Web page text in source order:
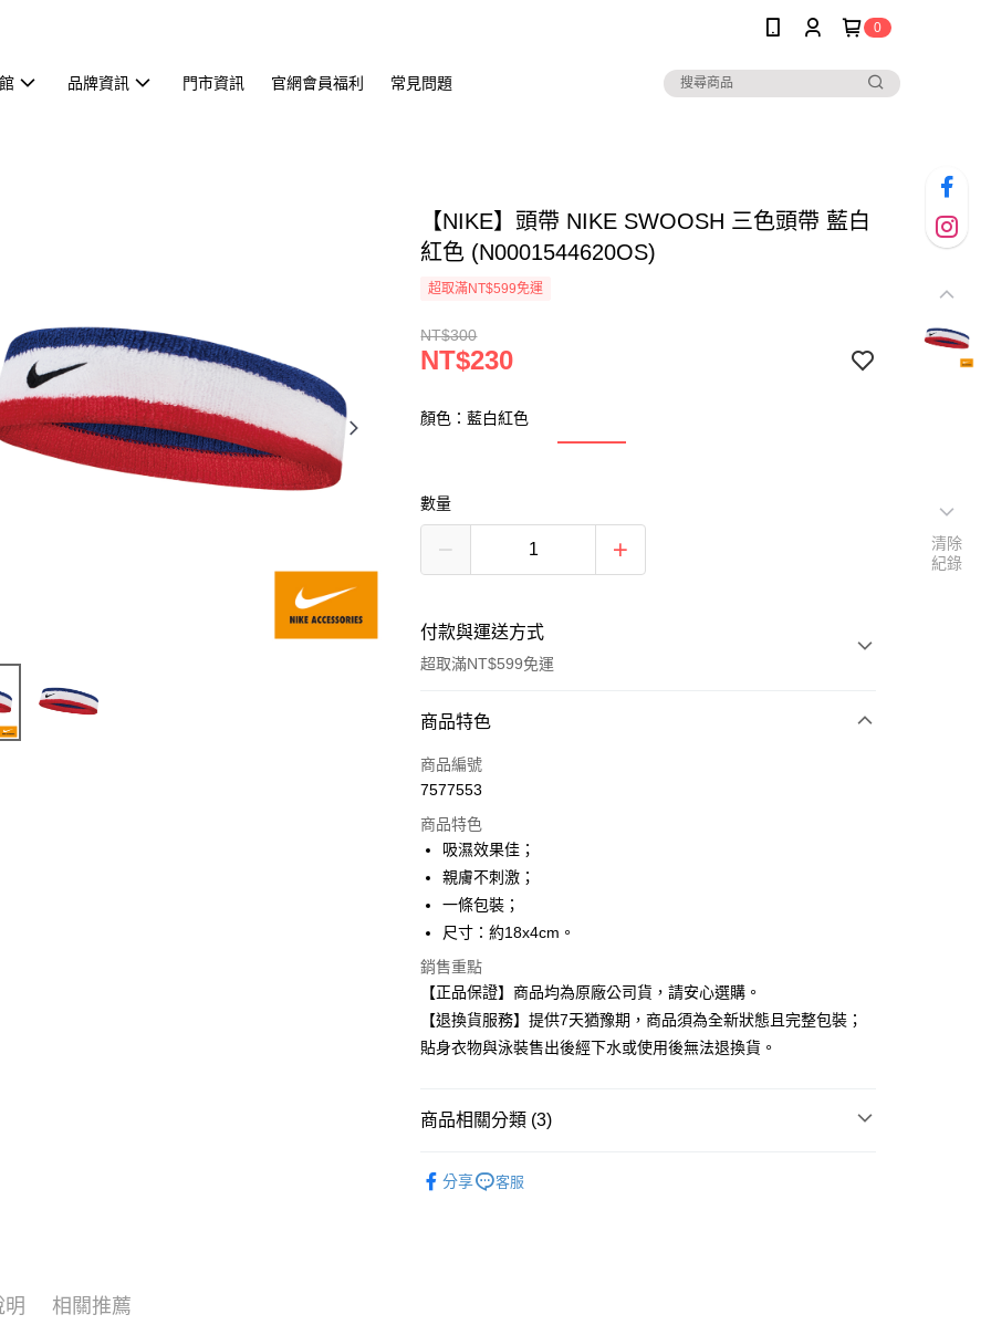
0
品牌資訊 門市資訊 官網會員福利 常見問題
【NIKE】頭帶 NIKE SWOOSH 三色頭帶 藍白
紅色 (N0001544620OS)
超取滿NT$599免運
NT$300
NT$230
顏色：藍白紅色
數量
付款與運送方式
超取滿NT$599免運
付款方式
信用卡一次付款
Apple Pay
運送方式
全家取貨付款
每筆NT$80，滿NT$599(含以上)免運費
付款後全家取貨
每筆NT$80，滿NT$599(含以上)免運費
每筆NT$80，滿NT$599(含以上)免運費
商品特色
商品編號
7577553
商品特色
吸濕效果佳；
親膚不刺激；
一條包裝；
尺寸：約18x4cm。
銷售重點
【正品保證】商品均為原廠公司貨，請安心選購。
【退換貨服務】提供7天猶豫期，商品須為全新狀態且完整包裝；
貼身衣物與泳裝售出後經下水或使用後無法退換貨。
商品相關分類 (3)
分享 客服
明 相關推薦
清除
紀錄